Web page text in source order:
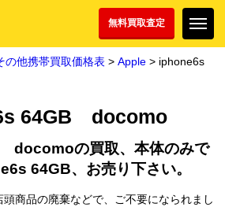
無料買取査定
の他携帯買取価格表 > Apple > iphone6s
64GB docomo
の買取、本体のみで
64GB、お売り下さい。
商品の廃棄などで、ご不要になられまし